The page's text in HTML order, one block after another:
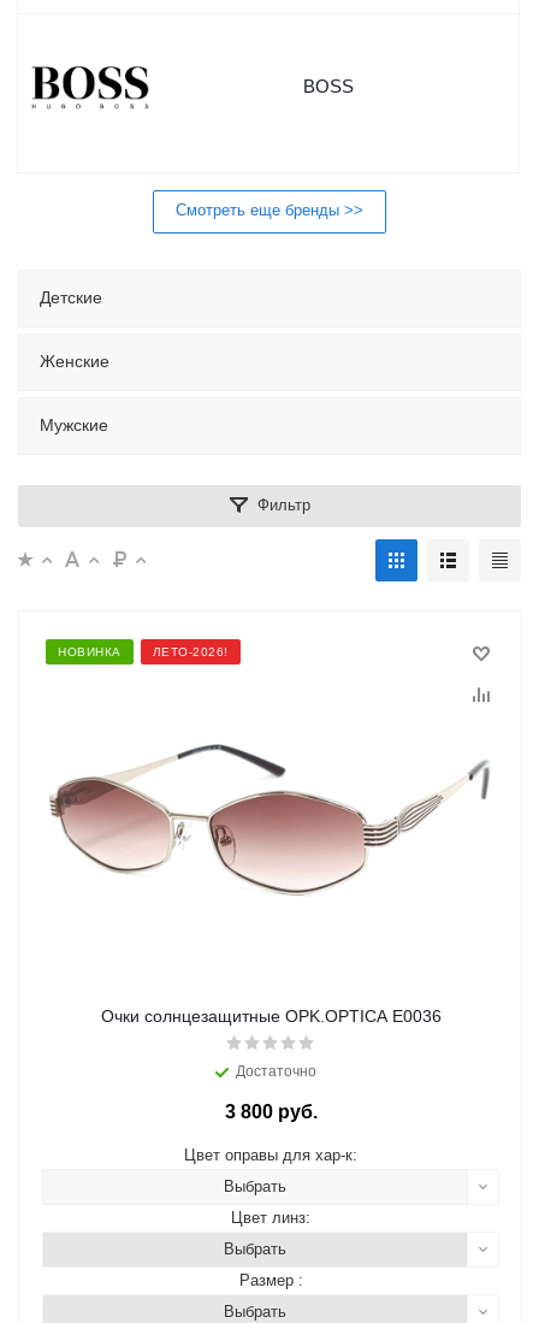
BOSS
Смотреть еще бренды >>
Детские
Женские
Мужские
Фильтр
НОВИНКА ЛЕТО-2026!
Очки солнцезащитные OPK.OPTICA E0036
Достаточно
3 800 руб.
Цвет оправы для хар-к:
Выбрать
Цвет линз:
Выбрать
Размер :
Выбрать